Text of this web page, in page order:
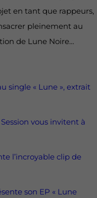
en tant que rappeurs,
pleinement au
de Lune Noire…
single « Lune », extrait
vous invitent à
l’incroyable clip de
son EP « Lune